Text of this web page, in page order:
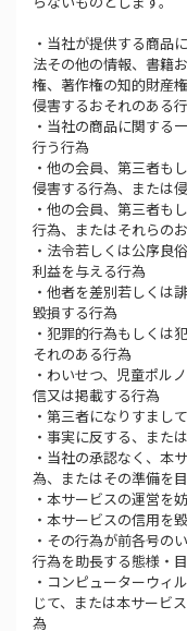
・当社が提供する商品
法その他の情報、書籍
権、著作権の知的財産
侵害するおそれのある
・当社の商品に関する
行う行為
・他の会員、第三者も
侵害する行為、または
・他の会員、第三者も
行為、またはそれらの
・法令若しくは公序良
利益を与える行為
・他者を差別若しくは
毀損する行為
・犯罪的行為もしくは
それのある行為
・わいせつ、児童ポル
信又は掲載する行為
・第三者になりすまし
・事実に反する、また
・当社の承認なく、本
為、またはその準備を
・本サービスの運営を
・本サービスの信用を
・その行為が前各号の
行為を助長する態様・
・コンピューターウィ
じて、または本サービ
為